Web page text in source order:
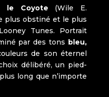
le Coyote (Wile E.
plus obstiné et le plus
Tunes. Portrait
par des tons bleu,
de son éternel
délibéré, un pied-
long que n’importe